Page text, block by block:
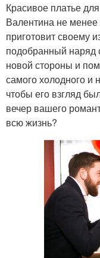
Красивое платье
Валентина не
приготовит своему
подобранный наряд
новой стороны и
самого холодного и
чтобы его взгляд
вечер вашего
всю жизнь?